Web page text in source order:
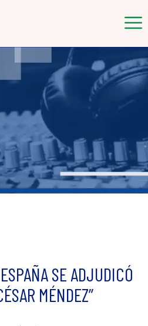
SE ADJUDICÓ
MÉNDEZ”